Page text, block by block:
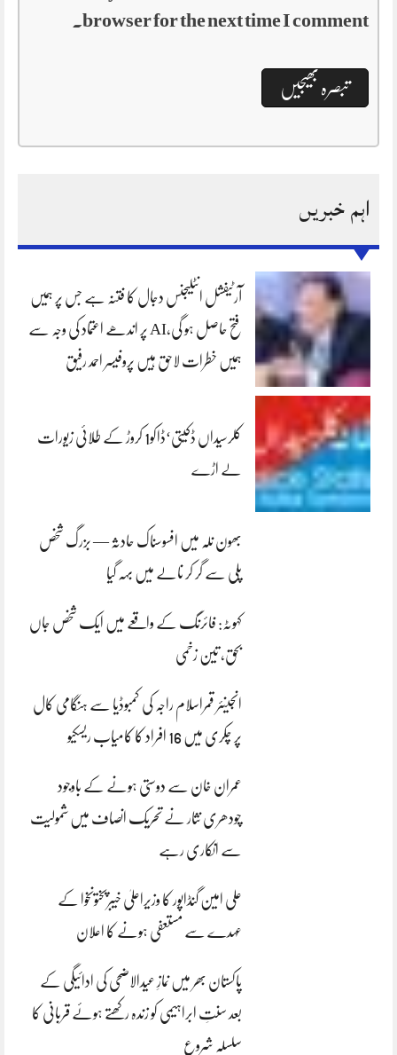
browser for the next time I comment.
اہم خبریں
آرٹیفشل انٹلیجنس دجال کا فتنہ ہے جس پر ہمیں
فتح حاصل ہو گی،AI پر اندھے اعتماد کی وجہ سے
ہمیں خطرات لاحق ہیں پروفیسر احمد رفیق
کلرسیداں ڈکیتی‘ڈاکو1 کروڑ کے طلائی زیورات
لے اڑے
بھون نلہ میں افسوسناک حادثہ — بزرگ شخص
پلی سے گر کر نالے میں بہہ گیا
کہوٹہ: فائرنگ کے واقعے میں ایک شخص جاں
بحق، تین زخمی
انجینئر قمراسلام راجہ کی کمبوڈیا سے ہنگامی کال
پر چکری میں 16 افراد کا کامیاب ریسکیو
عمران خان سے دوستی ہونے کے باوجود
چودھری نثار نے تحریک انصاف میں شمولیت
سے انکاری رہے
علی امین گنڈاپور کا وزیراعلیٰ خیبرپختونخوا کے
عہدے سے مستعفی ہونے کا اعلان
پاکستان بھر میں نمازِ عیدالاضحی کی ادائیگی کے
بعد سنتِ ابراہیمی کو زندہ رکھتے ہوئے قربانی کا
سلسلہ شروع